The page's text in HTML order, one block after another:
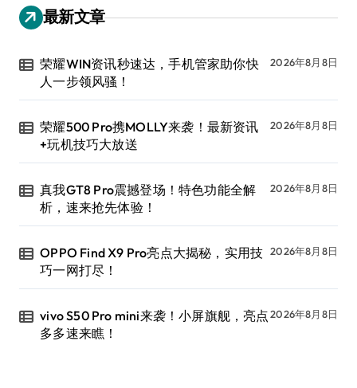
最新文章
荣耀WIN资讯秒速达，手机管家助你快
人一步领风骚！
2026年8月8日
荣耀500 Pro携MOLLY来袭！最新资讯
+玩机技巧大放送
2026年8月8日
真我GT8 Pro震撼登场！特色功能全解
析，速来抢先体验！
2026年8月8日
OPPO Find X9 Pro亮点大揭秘，实用技
巧一网打尽！
2026年8月8日
vivo S50 Pro mini来袭！小屏旗舰，亮点
多多速来瞧！
2026年8月8日